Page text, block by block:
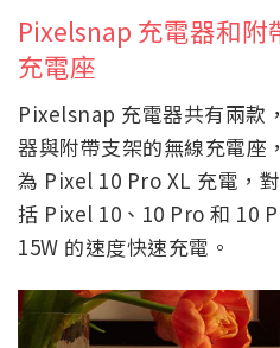
Pixelsnap 充電器和
充電座
Pixelsnap 充電器共有兩款
器與附帶支架的無線充電座
為 Pixel 10 Pro XL 充電，
括 Pixel 10、10 Pro 和 10
15W 的速度快速充電。